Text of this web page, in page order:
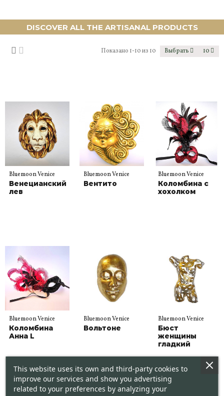
DISCOVER ALL THE ARTISANAL PRODUCTS
Показано 1-10 из 10 Выбрать 10
Bluemoon Venice
Венецианский
лев
Bluemoon Venice
Вентито
Bluemoon Venice
Коломбина с
хохолком
Bluemoon Venice
Коломбина
Анна L
Bluemoon Venice
Вольтоне
Bluemoon Venice
Бюст
женщины
гладкий
This website uses its own and third-party cookies to
improve our services and show you advertising
related to your preferences by analyzing your